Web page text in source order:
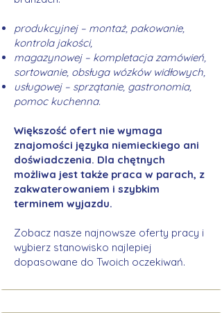
produkcyjnej – montaż, pakowanie,
kontrola jakości,
magazynowej – kompletacja zamówień,
sortowanie, obsługa wózków widłowych,
usługowej – sprzątanie, gastronomia,
pomoc kuchenna.
Większość ofert nie wymaga
znajomości języka niemieckiego ani
doświadczenia. Dla chętnych
możliwa jest także praca w parach, z
zakwaterowaniem i szybkim
terminem wyjazdu.
Zobacz nasze najnowsze oferty pracy i
wybierz stanowisko najlepiej
dopasowane do Twoich oczekiwań.